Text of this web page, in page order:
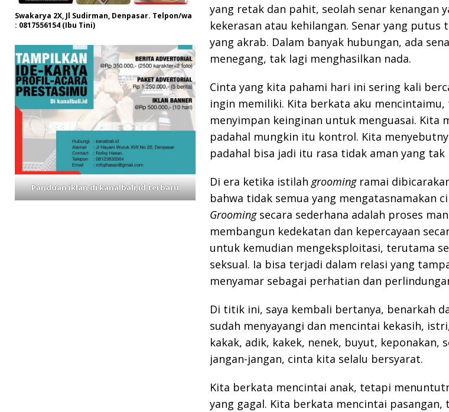
yang retak dan pahit, seolah senar kenangan
kekerasan atau kehilangan. Senar yang
yang akrab. Dalam banyak hubungan, ada
menegang, tak lagi menghasilkan nada.
Cinta yang kita pahami hari ini sering kali
ingin memiliki. Kita berkata aku
menyimpan keinginan untuk menguasai. Kita
padahal mungkin itu kontrol. Kita
padahal bisa jadi itu rasa tidak aman yang
Di era ketika istilah groomingramai
bahwa tidak semua yang mengatasnamakan
Groomingsecara sederhana adalah proses
membangun kedekatan dan kepercayaan
untuk kemudian mengeksploitasi, terutama
seksual. Ia bisa terjadi dalam relasi yang
menyamar sebagai perhatian dan
Di titik ini, saya kembali bertanya, benarkah
sudah menyayangi dan mencintai kekasih,
kakak, adik, kakek, nenek, buyut, keponakan,
jangan-jangan, cinta kita selalu bersyarat.
Kita berkata mencintai anak, tetapi
yang gagal. Kita berkata mencintai
Swakarya 2X, Jl Sudirman, Denpasar. Telpon/wa
: 0817556154 (Ibu Tini)
Panduan iklan di kanalbali,id terbaru